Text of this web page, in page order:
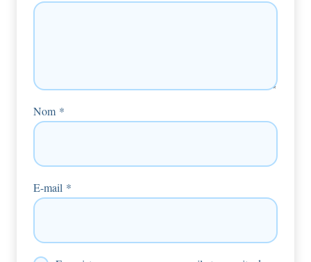
Nom *
E-mail *